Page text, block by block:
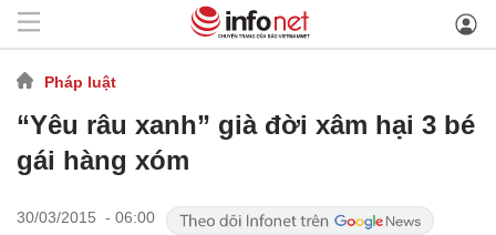
Pháp luật
“Yêu râu xanh” già đời xâm hại 3 bé
gái hàng xóm
30/03/2015 - 06:00